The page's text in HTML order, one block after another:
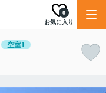
お気に入り
0
空室1